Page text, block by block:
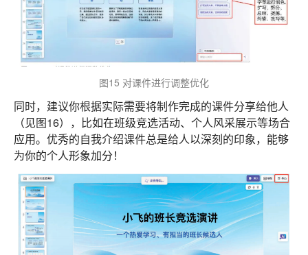
图15 对课件进行调整优化
同时，建议你根据实际需要将制作完成的课件分享给他人
（见图16），比如在班级竞选活动、个人风采展示等场合
应用。优秀的自我介绍课件总是给人以深刻的印象，能够
为你的个人形象加分！